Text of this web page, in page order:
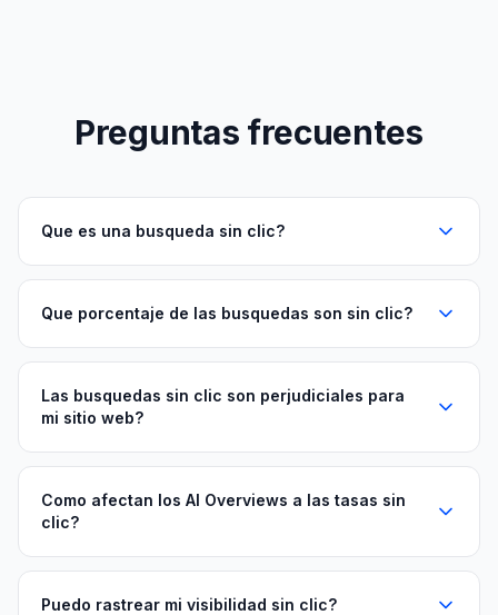
Preguntas frecuentes
Que es una busqueda sin clic?
Que porcentaje de las busquedas son sin clic?
Las busquedas sin clic son perjudiciales para
mi sitio web?
Como afectan los AI Overviews a las tasas sin
clic?
Puedo rastrear mi visibilidad sin clic?